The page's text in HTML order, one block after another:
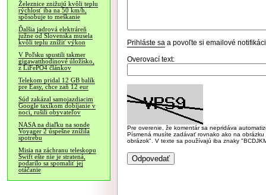
Železnice znižujú kvôli teplu
rýchlosť iba na 50 km/h,
spôsobuje to meškanie
Ďalšia jadrová elektráreň
južne od Slovenska musela
kvôli teplu znížiť výkon
V Poľsku spustili takmer
gigawatthodinové úložisko,
z LiFePO4 článkov
Telekom pridal 12 GB balík
pre Easy, chce zaň 12 eur
Súd zakázal samojazdiacim
Google taxíkom dobíjanie v
noci, rušili obyvateľov
NASA na diaľku na sonde
Voyager 2 úspešne znížila
spotrebu
Misia na záchranu teleskopu
Swift ešte nie je stratená,
podarilo sa spomaliť jej
otáčanie
Prihláste sa a povoľte si emailové
Overovací text:
Pre overenie, že komentár sa nepridáva
Písmená musíte zadávať rovnako ako na
obrázok". V texte sa používajú iba znaky